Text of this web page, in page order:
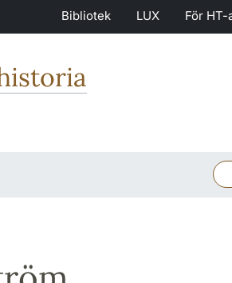
Bibliotek LUX För HT-